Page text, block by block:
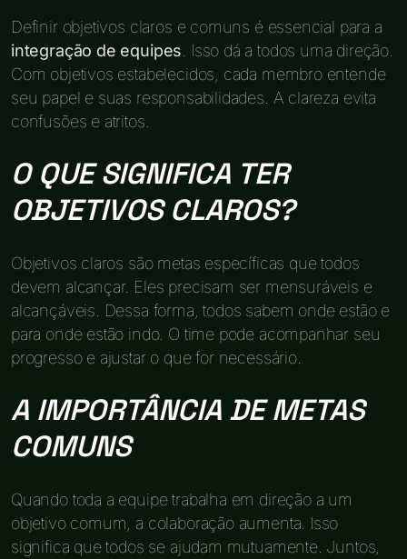
Definir objetivos claros e comuns é essencial para a
integração de equipes . Isso dá a todos uma direção.
Com objetivos estabelecidos, cada membro entende
seu papel e suas responsabilidades. A clareza evita
confusões e atritos.
O QUE SIGNIFICA TER
OBJETIVOS CLAROS?
Objetivos claros são metas específicas que todos
devem alcançar. Eles precisam ser mensuráveis e
alcançáveis. Dessa forma, todos sabem onde estão e
para onde estão indo. O time pode acompanhar seu
progresso e ajustar o que for necessário.
A IMPORTÂNCIA DE METAS
COMUNS
Quando toda a equipe trabalha em direção a um
objetivo comum, a colaboração aumenta. Isso
significa que todos se ajudam mutuamente. Juntos,